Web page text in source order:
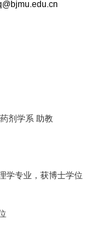
剂学系 助教
学专业，获博士学位